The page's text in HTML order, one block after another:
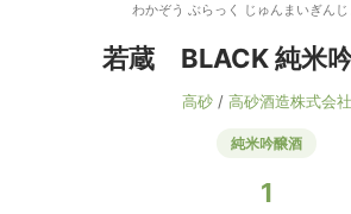
わかぞう ぶらっく じゅんまいぎん
若蔵 BLACK 純米
高砂/ 高砂酒造株式会社
純米吟醸酒
1